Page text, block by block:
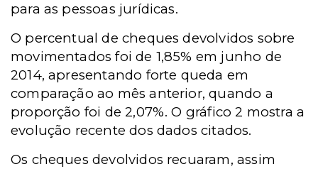
para as pessoas jurídicas.
O percentual de cheques devolvidos sobre
movimentados foi de 1,85% em junho de
2014, apresentando forte queda em
comparação ao mês anterior, quando a
proporção foi de 2,07%. O gráfico 2 mostra a
evolução recente dos dados citados.
Os cheques devolvidos recuaram, assim